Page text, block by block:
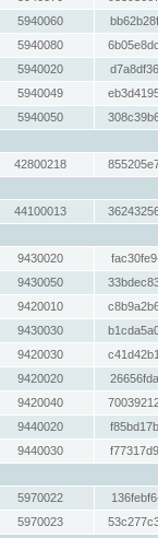
5940060
5940080
5940020
5940049
5940050
42800218
44100013
9430020
9430050
9420010
9430030
9420030
9420020
9420040
9440020
9440030
5970022
5970023